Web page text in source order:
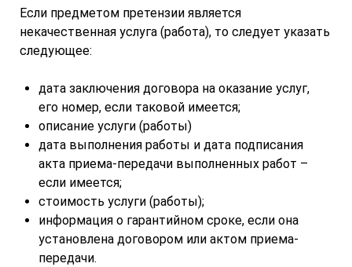
Если предметом претензии является
некачественная услуга (работа), то следует указать
следующее:
дата заключения договора на оказание услуг,
его номер, если таковой имеется;
описание услуги (работы)
дата выполнения работы и дата подписания
акта приема-передачи выполненных работ –
если имеется;
стоимость услуги (работы);
информация о гарантийном сроке, если она
установлена договором или актом приема-
передачи.